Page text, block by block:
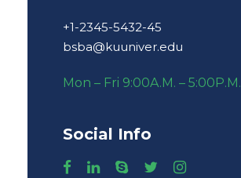
+1-2345-5432-45
bsba@kuuniver.edu
Mon – Fri 9:00A.M. – 5:00P.M.
Social Info